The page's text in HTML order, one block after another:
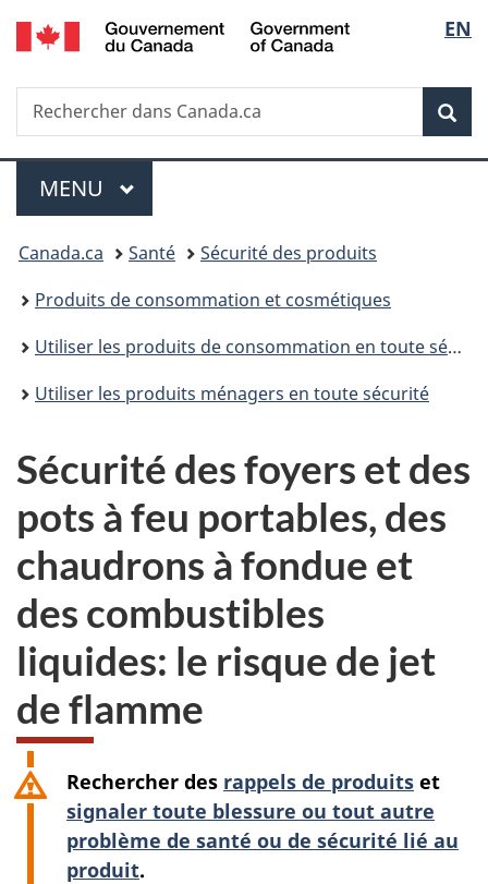
Passer
au
principal
Passer
à
Au
du
Passer
à
version
simplifiée
de
la
EN
Recherche
Rechercher
dans
Menu
MENU PRINCIPAL
Vous
êtes
ici :
Canada.ca Santé
Sécurité des produits
Produits de consommation et cosmétiques
Utiliser les produits de consommation en toute sécurité
Utiliser les produits ménagers en toute sécurité
Sécurité des foyers et des
pots à feu portables, des
chaudrons à fondue et
des combustibles
liquides: le risque de jet
de flamme
Rechercher des rappels de produits et
signaler toute blessure ou tout autre
problème de santé ou de sécurité lié au
produit.